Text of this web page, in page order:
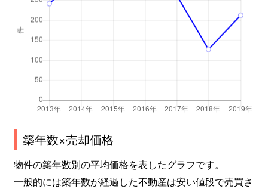
築年数×売却価格
物件の築年数別の平均価格を表したグラフです。
一般的には築年数が経過した不動産は安い値段で売買さ